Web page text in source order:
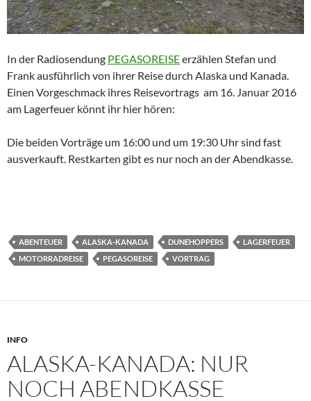
In der Radiosendung PEGASOREISEerzählen Stefan und
Frank ausführlich von ihrer Reise durch Alaska und Kanada.
Einen Vorgeschmack ihres Reisevortrags am 16. Januar 2016
am Lagerfeuer könnt ihr hier hören:
Die beiden Vorträge um 16:00 und um 19:30 Uhr sind fast
ausverkauft. Restkarten gibt es nur noch an der Abendkasse.
ABENTEUER ALASKA-KANADA DUNEHOPPERS
LAGERFEUER
MOTORRADREISE
PEGASOREISE VORTRAG
INFO
ALASKA-KANADA: NUR
NOCH ABENDKASSE